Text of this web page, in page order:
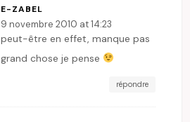
E-ZABEL
9 novembre 2010 at 14:23
peut-être en effet, manque pas
grand chose je pense
répondre